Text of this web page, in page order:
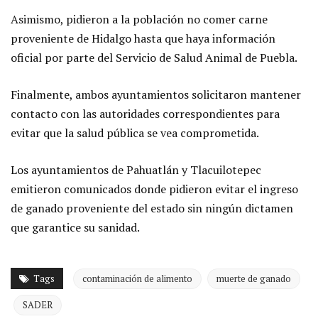
Asimismo, pidieron a la población no comer carne
proveniente de Hidalgo hasta que haya información
oficial por parte del Servicio de Salud Animal de Puebla.
Finalmente, ambos ayuntamientos solicitaron mantener
contacto con las autoridades correspondientes para
evitar que la salud pública se vea comprometida.
Los ayuntamientos de Pahuatlán y Tlacuilotepec
emitieron comunicados donde pidieron evitar el ingreso
de ganado proveniente del estado sin ningún dictamen
que garantice su sanidad.
Tags contaminación de alimento muerte de ganado
SADER